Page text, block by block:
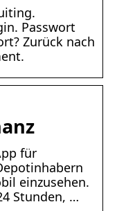
Passwort
Zurück nach
für
einzusehen.
Stunden, …